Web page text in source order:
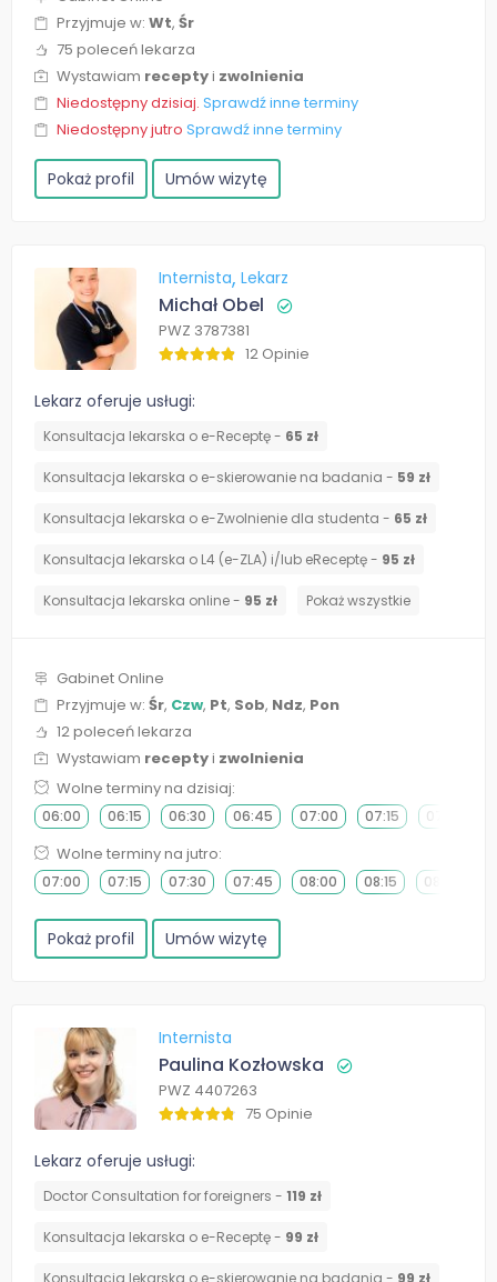
Przyjmuje w: Wt, Śr
75 poleceń lekarza
Wystawiam receptyi zwolnienia
Niedostępny dzisiaj. Sprawdź inne terminy
Niedostępny jutro Sprawdź inne terminy
Pokaż profil Umów wizytę
Internista Lekarz
Michał Obel
PWZ 3787381
12 Opinie
Lekarz oferuje usługi:
Konsultacja lekarska o e-Receptę - 65 zł
Konsultacja lekarska o e-skierowanie na badania - 59 zł
Konsultacja lekarska o e-Zwolnienie dla studenta - 65 zł
Konsultacja lekarska o L4 (e-ZLA) i/lub eReceptę - 95 zł
Konsultacja lekarska online - 95 zł Pokaż wszystkie
Gabinet Online
Przyjmuje w: Śr, Czw, Pt, Sob, Ndz, Pon
12 poleceń lekarza
Wystawiam receptyi zwolnienia
Wolne terminy na dzisiaj:
06:00 06:15 06:30 06:45 07:00 07:15 07:30
Wolne terminy na jutro:
07:00 07:15 07:30 07:45 08:00 08:15 08:30
Pokaż profil Umów wizytę
Internista
Paulina Kozłowska
PWZ 4407263
75 Opinie
Lekarz oferuje usługi:
Doctor Consultation for foreigners - 119 zł
Konsultacja lekarska o e-Receptę - 99 zł